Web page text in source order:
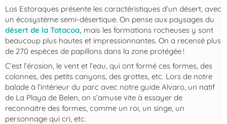
Los Estoraques présente les caractéristiques d’un désert, avec
un écosystème semi-désertique. On pense aux paysages du
désert de la Tatacoa, mais les formations rocheuses y sont
beaucoup plus hautes et impressionnantes. On a recensé plus
de 270 espèces de papillons dans la zone protégée !
C’est l’érosion, le vent et l’eau, qui ont formé ces formes, des
colonnes, des petits canyons, des grottes, etc. Lors de notre
balade à l’intérieur du parc avec notre guide Alvaro, un natif
de La Playa de Belen, on s’amuse vite à essayer de
reconnaitre des formes, comme un roi, un singe, un
personnage qui cri, etc.